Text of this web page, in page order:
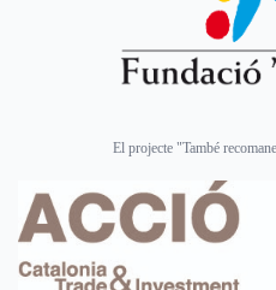
El projecte "També